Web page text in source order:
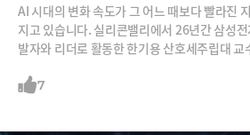
AI 시대의 변화 속도가 그 어느 때보다 빨라진
지고 있습니다. 실리콘밸리에서 26년간 삼성
발자와 리더로 활동한 한기용 산호세주립대
조건 그리고 '지적인 정직함'을 조직에 뿌리내리
7